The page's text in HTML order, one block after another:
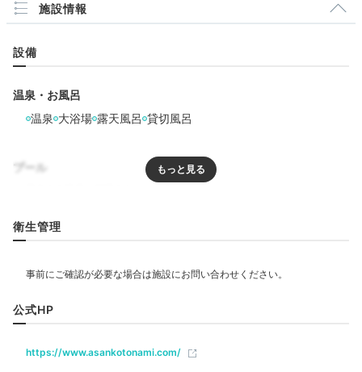
本館 モデレートツイン 本
本館のほか、山の斜面に立てられた里山ヒュッテがあ
り、お好みに合わせた客室を選べます♡本館には「専有
露天風呂付ツイン」など、
室も
♪ヒュッテのうち4室では、わんちゃんと一緒の宿
泊もOK！
私たちは、里山ヒュッテと専有露天風呂付ツイン Type
Onsen
施設情報
設備
温泉・お風呂
温泉 大浴場 露天風呂 貸切風呂
プール
リラクゼーション
衛生管理
公式HP
https://www.asankotonami.com/